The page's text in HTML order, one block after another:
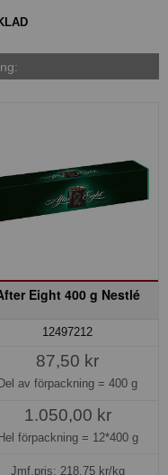
Eight 400 g Nestlé
12497212
87,50 kr
Del av förpackning = 400 g
1.050,00 kr
Hel förpackning = 12*400 g
Jmf.pris: 218,75kr/kg